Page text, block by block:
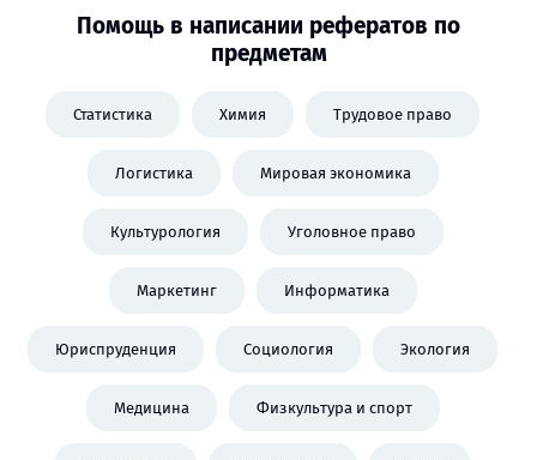
Помощь в написании рефератов по
предметам
Статистика Химия Трудовое право
Логистика Мировая экономика
Культурология Уголовное право
Маркетинг Информатика
Юриспруденция Социология Экология
Медицина Физкультура и спорт